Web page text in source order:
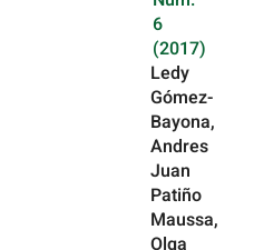
6
(2017)
Ledy
Gómez-
Bayona,
Andres
Juan
Patiño
Maussa,
Olga